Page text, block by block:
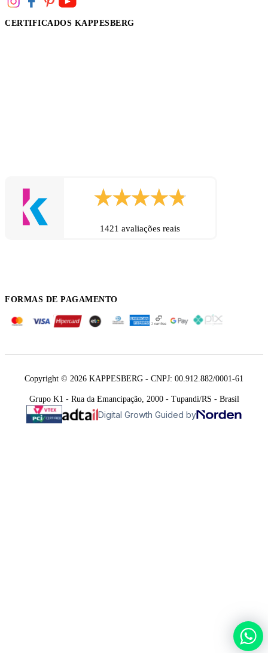
CERTIFICADOS KAPPESBERG
1421 avaliações reais
FORMAS DE PAGAMENTO
Copyright © 2026 KAPPESBERG - CNPJ: 00.912.882/0001-61
Grupo K1 - Rua da Emancipação, 2000 - Tupandi/RS - Brasil
Digital Growth Guided by